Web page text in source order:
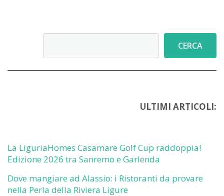
CERCA
ULTIMI ARTICOLI:
La LiguriaHomes Casamare Golf Cup raddoppia!
Edizione 2026 tra Sanremo e Garlenda
Dove mangiare ad Alassio: i Ristoranti da provare
nella Perla della Riviera Ligure